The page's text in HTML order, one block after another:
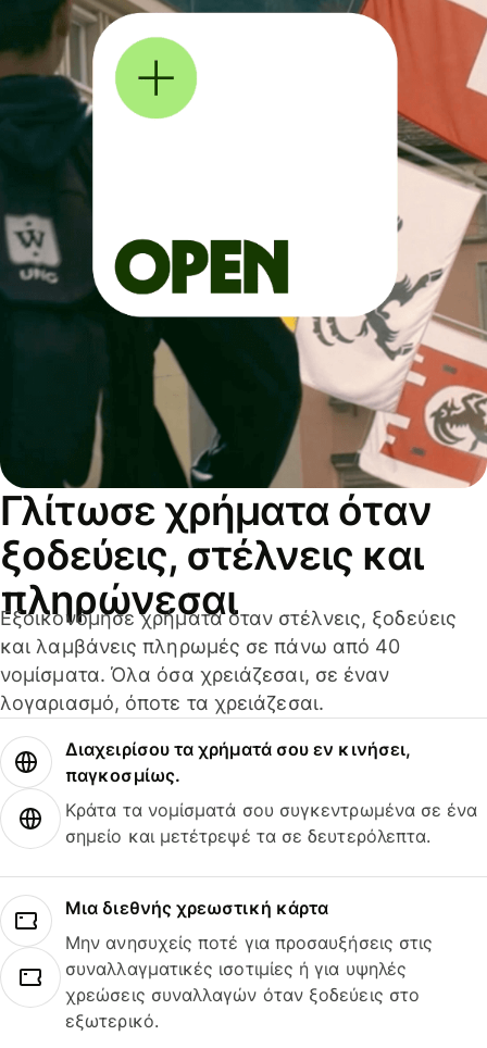
Γλίτωσε χρήματα όταν
ξοδεύεις, στέλνεις και
πληρώνεσαι
Εξοικονόμησε χρήματα όταν στέλνεις, ξοδεύεις
και λαμβάνεις πληρωμές σε πάνω από 40
νομίσματα. Όλα όσα χρειάζεσαι, σε έναν
λογαριασμό, όποτε τα χρειάζεσαι.
Διαχειρίσου τα χρήματά σου εν κινήσει,
παγκοσμίως.
Κράτα τα νομίσματά σου συγκεντρωμένα σε ένα
σημείο και μετέτρεψέ τα σε δευτερόλεπτα.
Μια διεθνής χρεωστική κάρτα
Μην ανησυχείς ποτέ για προσαυξήσεις στις
συναλλαγματικές ισοτιμίες ή για υψηλές
χρεώσεις συναλλαγών όταν ξοδεύεις στο
εξωτερικό.